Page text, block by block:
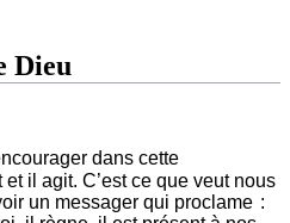
Dieu
dans cette
il agit. C’est ce que veut nous
un messager qui proclame :